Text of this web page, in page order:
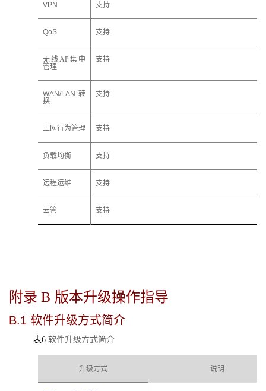
VPN 支持
QoS 支持
无线AP集中
管理
支持
WAN/LAN 转
换
支持
上网行为管理 支持
负载均衡 支持
远程运维 支持
云管 支持
附录 B 版本升级操作指导
B.1 软件升级方式简介
表6 软件升级方式简介
升级方式 说明